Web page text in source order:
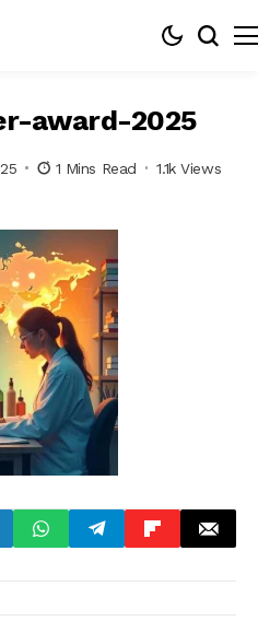
award-2025
1 Mins Read 1.1k Views